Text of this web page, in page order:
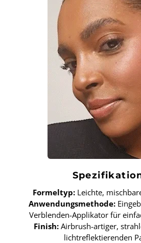
Formeltyp: Leichte,
Anwendungsmethode:
Verblenden-Applikator für
Finish: Airbrush-artiger,
lichtreflektierenden